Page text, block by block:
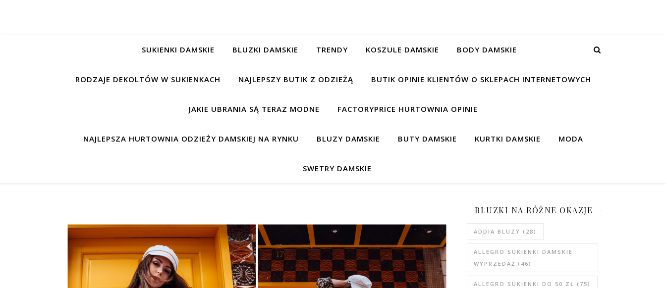
SUKIENKI DAMSKIE BLUZKI DAMSKIE TRENDY KOSZULE DAMSKIE BODY DAMSKIE
RODZAJE DEKOLTÓW W SUKIENKACH NAJLEPSZY BUTIK Z ODZIEŻĄ BUTIK OPINIE KLIENTÓW O SKLEPACH INTERNETOWYCH
JAKIE UBRANIA SĄ TERAZ MODNE FACTORYPRICE HURTOWNIA OPINIE
NAJLEPSZA HURTOWNIA ODZIEŻY DAMSKIEJ NA RYNKU BLUZY DAMSKIE BUTY DAMSKIE KURTKI DAMSKIE MODA
SWETRY DAMSKIE
BLUZKI NA RÓŻNE OKAZJE
ADDIA BLUZY (28)
ALLEGRO SUKIENKI DAMSKIE
WYPRZEDAŻ (46)
ALLEGRO SUKIENKI DO 50 ZŁ (75)